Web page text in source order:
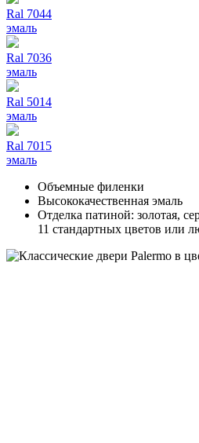
Ral 7044
эмаль
Ral 7036
эмаль
Ral 5014
эмаль
Ral 7015
эмаль
Объемные филенки
Высококачественная эмаль
Отделка патиной: золотая,
11 стандартных цветов или